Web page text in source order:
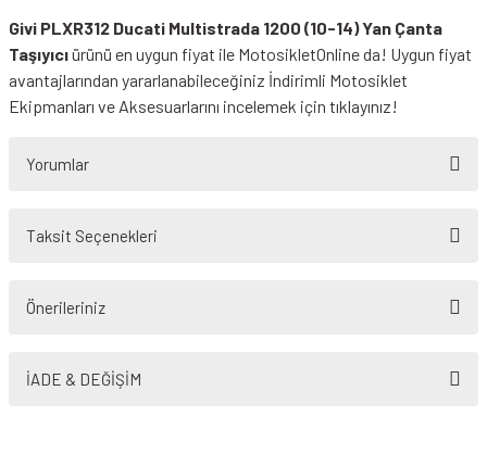
Givi PLXR312 Ducati Multistrada 1200 (10-14) Yan Çanta
Taşıyıcıürünü en uygun fiyat ile MotosikletOnline da! Uygun fiyat
avantajlarından yararlanabileceğiniz İndirimli Motosiklet
Ekipmanları ve Aksesuarlarını incelemek için tıklayınız!
Yorumlar
Taksit Seçenekleri
Önerileriniz
yetersiz gördüğünüz noktaları öneri formunu kullanarak tarafımıza
İADE & DEĞİŞİM